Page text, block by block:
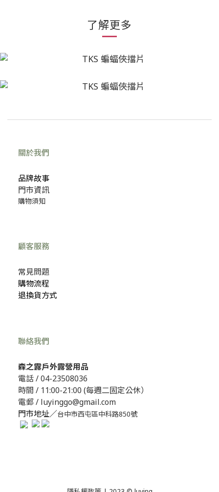
了解更多
關於我們
品牌故事
門市資訊
購物須知
顧客服務
常見問題
購物流程
退換貨方式
聯絡我們
森之露戶外露營用品
電話 /04-23508036
時間 / 11:00-21:00 (每週二固定公休）
電郵 / luyinggo@gmail.com
門市地址／台中市西屯區中科路850號